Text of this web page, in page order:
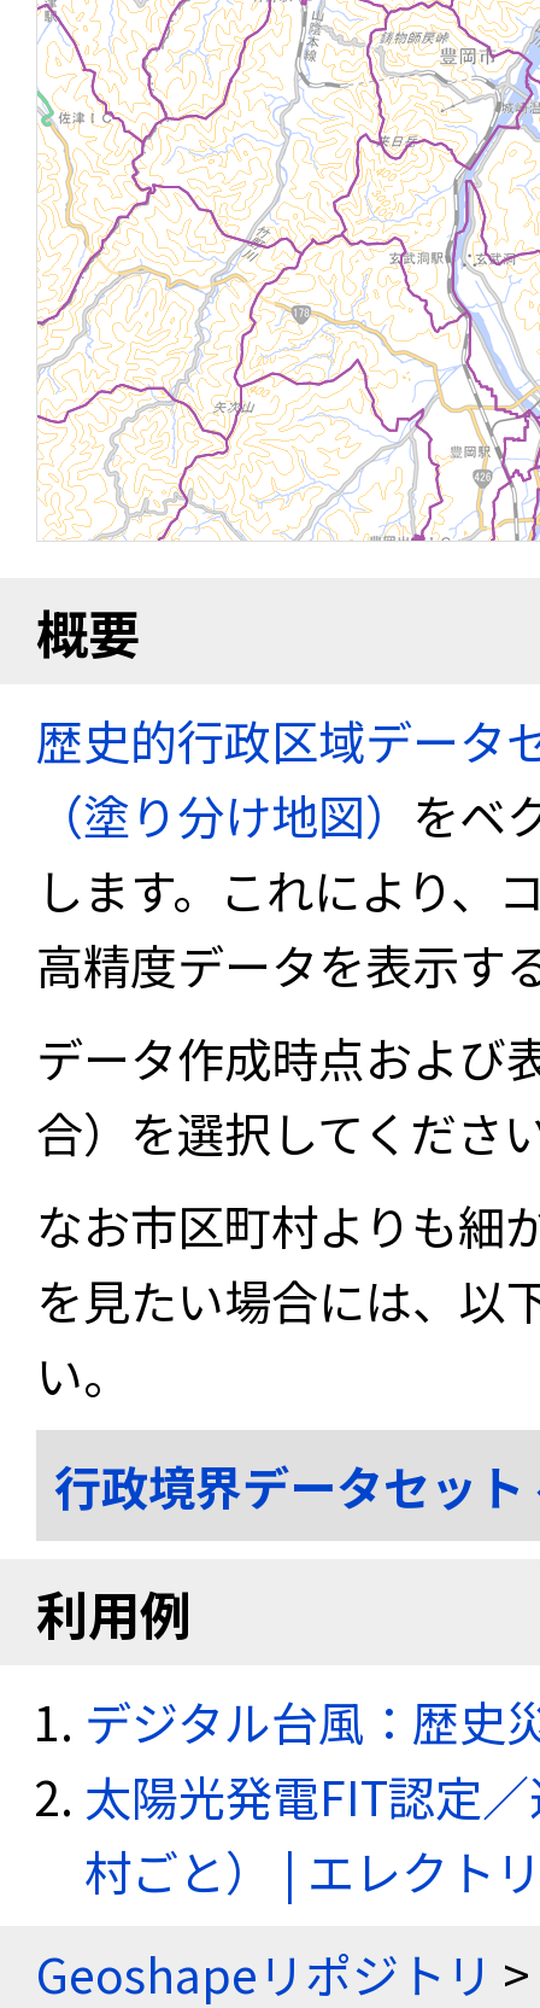
概要
歴史的行政区域データ
（塗り分け地図） をベ
します。これにより、
高精度データを表示す
データ作成時点および
合）を選択してくださ
なお市区町村よりも細
を見たい場合には、以
い。
行政境界データセッ
利用例
デジタル台風：歴史
太陽光発電FIT認定
村ごと） | エレクト
Geoshapeリポジトリ >